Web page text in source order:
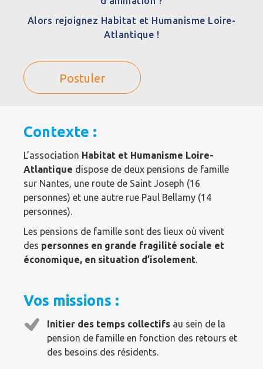
Alors rejoignez Habitat et Humanisme Loire-
Atlantique !
Postuler
Contexte :
L’association Habitat et Humanisme Loire-
Atlantique dispose de deux pensions de famille
sur Nantes, une route de Saint Joseph (16
personnes) et une autre rue Paul Bellamy (14
personnes).
Les pensions de famille sont des lieux où vivent
des personnes en grande fragilité sociale et
économique, en situation d’isolement.
Vos missions :
Initier des temps collectifs au sein de la
pension de famille en fonction des retours et
des besoins des résidents.